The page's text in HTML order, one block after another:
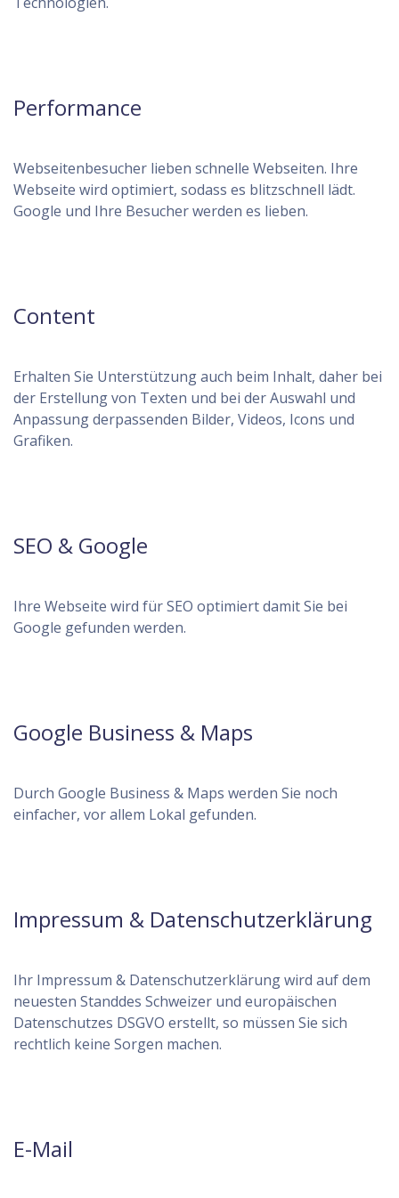
Performance
Webseitenbesucher lieben schnelle Webseiten. Ihre
Webseite wird optimiert, sodass es blitzschnell lädt.
Google und Ihre Besucher werden es lieben.
Content
Erhalten Sie Unterstützung auch beim Inhalt, daher bei
der Erstellung von Texten und bei der Auswahl und
Anpassung derpassenden Bilder, Videos, Icons und
Grafiken.
SEO & Google
Ihre Webseite wird für SEO optimiert damit Sie bei
Google gefunden werden.
Google Business & Maps
Durch Google Business & Maps werden Sie noch
einfacher, vor allem Lokal gefunden.
Impressum & Datenschutzerklärung
Ihr Impressum & Datenschutzerklärung wird auf dem
neuesten Standdes Schweizer und europäischen
Datenschutzes DSGVO erstellt, so müssen Sie sich
rechtlich keine Sorgen machen.
E-Mail